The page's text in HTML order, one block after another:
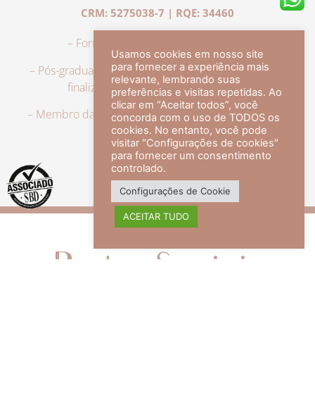
CRM: 5275038-7 | RQE: 34460
– Formação em Medicina pela UFRJ.
– Pós-graduação em Dermatologia pela UFRJ, tendo
finalizado a especialização em 2007.
– Membro da Sociedade Brasileira de Dermatologia,
com título de especialista.
veja mais +
Redes Sociais
Usamos cookies em nosso site
para fornecer a experiência mais
relevante, lembrando suas
preferências e visitas repetidas. Ao
clicar em “Aceitar todos”, você
concorda com o uso de TODOS os
cookies. No entanto, você pode
visitar "Configurações de cookies"
para fornecer um consentimento
controlado.
Configurações de Cookie
ACEITAR TUDO